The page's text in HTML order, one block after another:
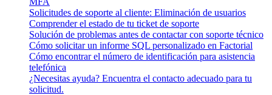
Solicitudes de soporte al cliente: Eliminación de usuarios
Comprender el estado de tu ticket de soporte
Solución de problemas antes de contactar con soporte técnico
Cómo solicitar un informe SQL personalizado en Factorial
Cómo encontrar el número de identificación para asistencia
telefónica
¿Necesitas ayuda? Encuentra el contacto adecuado para tu
solicitud.